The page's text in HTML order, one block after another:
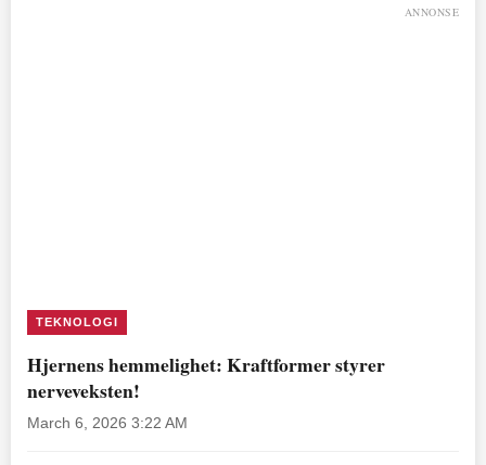
ANNONSE
TEKNOLOGI
Hjernens hemmelighet: Kraftformer styrer
nerveveksten!
March 6, 2026 3:22 AM